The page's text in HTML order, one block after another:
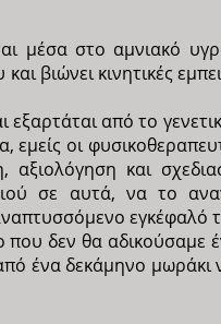
μέσα στο αμνιακό
κινητικές
εξαρτάται από το
οι
και
σε αυτά, να το
εγκέφαλό
δεν θα αδικούσαμε
ένα δεκάμηνο